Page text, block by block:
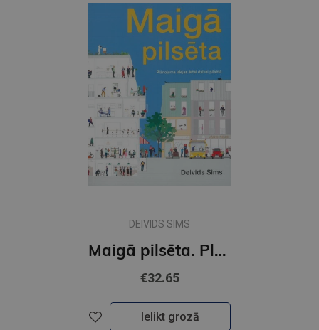
DEIVIDS SIMS
Maigā pilsēta. Plānojuma idejas ērtai dzīvei pilsētā
€32.65
Ielikt grozā